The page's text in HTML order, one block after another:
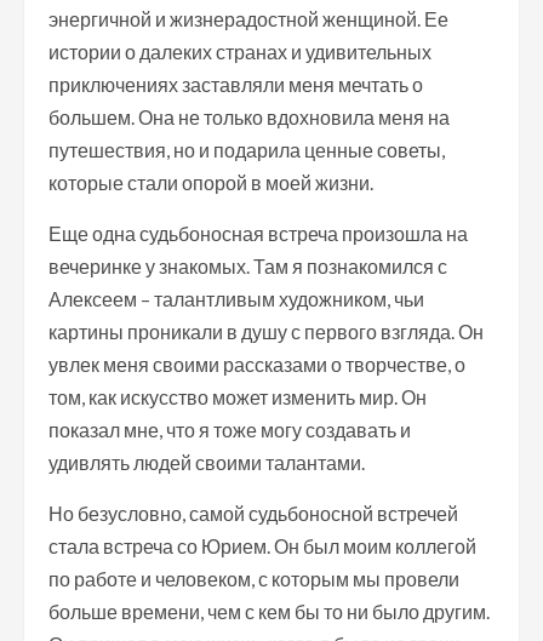
энергичной и жизнерадостной женщиной. Ее
истории о далеких странах и удивительных
приключениях заставляли меня мечтать о
большем. Она не только вдохновила меня на
путешествия, но и подарила ценные советы,
которые стали опорой в моей жизни.
Еще одна судьбоносная встреча произошла на
вечеринке у знакомых. Там я познакомился с
Алексеем – талантливым художником, чьи
картины проникали в душу с первого взгляда. Он
увлек меня своими рассказами о творчестве, о
том, как искусство может изменить мир. Он
показал мне, что я тоже могу создавать и
удивлять людей своими талантами.
Но безусловно, самой судьбоносной встречей
стала встреча со Юрием. Он был моим коллегой
по работе и человеком, с которым мы провели
больше времени, чем с кем бы то ни было другим.